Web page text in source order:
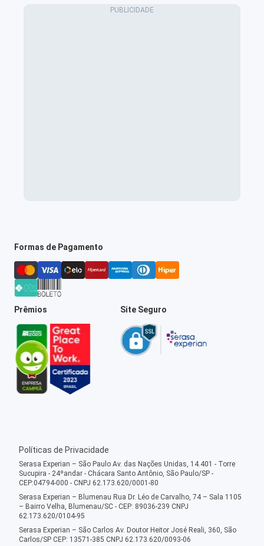
Formas de Pagamento
Prêmios Site Seguro
Políticas de Privacidade
Serasa Experian – São Paulo Av. das Nações Unidas, 14.401 - Torre
Sucupira - 24ºandar - Chácara Santo Antônio, São Paulo/SP -
CEP:04794-000 - CNPJ 62.173.620/0001-80
Serasa Experian – Blumenau Rua Dr. Léo de Carvalho, 74 – Sala 1105
– Bairro Velha, Blumenau/SC - CEP: 89036-239 CNPJ
62.173.620/0104-95
Serasa Experian – São Carlos Av. Doutor Heitor José Reali, 360, São
Carlos/SP CEP: 13571-385 CNPJ 62.173.620/0093-06